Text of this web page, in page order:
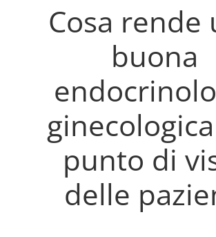
Cosa rende
buona
punto di
delle